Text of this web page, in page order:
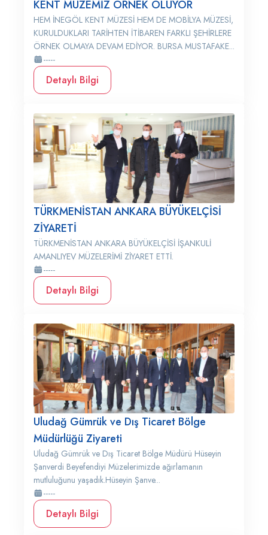
KENT MÜZEMİZ ÖRNEK OLUYOR
HEM İNEGÖL KENT MÜZESİ HEM DE MOBİLYA MÜZESİ,
KURULDUKLARI TARİHTEN İTİBAREN FARKLI ŞEHİRLERE
ÖRNEK OLMAYA DEVAM EDİYOR. BURSA MUSTAFAKE...
-----
Detaylı Bilgi
TÜRKMENİSTAN ANKARA BÜYÜKELÇİSİ
ZİYARETİ
TÜRKMENİSTAN ANKARA BÜYÜKELÇİSİ İŞANKULİ
AMANLIYEV MÜZELERİMİ ZİYARET ETTİ.
-----
Detaylı Bilgi
Uludağ Gümrük ve Dış Ticaret Bölge
Müdürlüğü Ziyareti
Uludağ Gümrük ve Dış Ticaret Bölge Müdürü Hüseyin
Şanverdi Beyefendiyi Müzelerimizde ağırlamanın
mutluluğunu yaşadık.Hüseyin Şanve...
-----
Detaylı Bilgi